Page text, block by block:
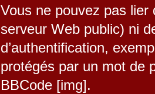
Vous ne pouvez pas lier
serveur Web public) ni
d’authentification,
protégés par un mot de
BBCode [img].